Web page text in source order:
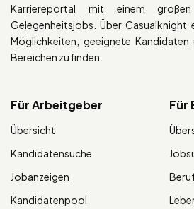
Karriereportal mit einem
Gelegenheitsjobs. Über Casualknight
Möglichkeiten, geeignete Kandidaten
Bereichen zu finden.
Für Arbeitgeber
Übersicht
Kandidatensuche
Jobanzeigen
Kandidatenpool
Für